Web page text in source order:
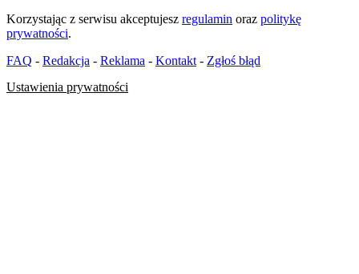
Korzystając z serwisu akceptujesz regulamin oraz politykę
prywatności.
FAQ - Redakcja - Reklama - Kontakt - Zgłoś błąd
Ustawienia prywatności